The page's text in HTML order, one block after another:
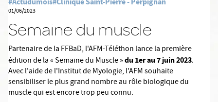
01/06/2023
Semaine du muscle
Partenaire de la FFBaD, l'AFM-Téléthon lance la première
édition de la « Semaine du Muscle »du 1er au 7 juin 2023.
Avec l'aide de l'Institut de Myologie, l'AFM souhaite
sensibiliser le plus grand nombre au rôle biologique du
muscle qui est encore trop peu connu.